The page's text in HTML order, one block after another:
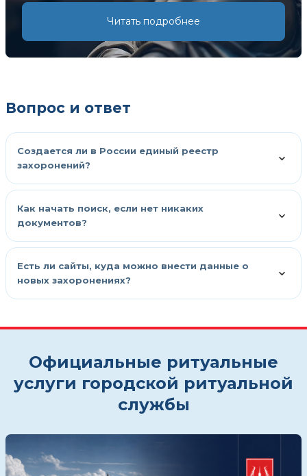
Читать подробнее
Вопрос и ответ
Создается ли в России единый реестр
захоронений?
Как начать поиск, если нет никаких
документов?
Есть ли сайты, куда можно внести данные о
новых захоронениях?
Официальные ритуальные
услуги городской ритуальной
службы